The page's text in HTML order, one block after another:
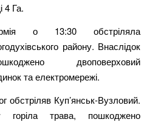
4 Га.
о 13:30 обстріляла
району. Внаслідок
двоповерховий
та електромережі.
обстріляв Куп’янськ-Вузловий.
горіла трава, пошкоджено